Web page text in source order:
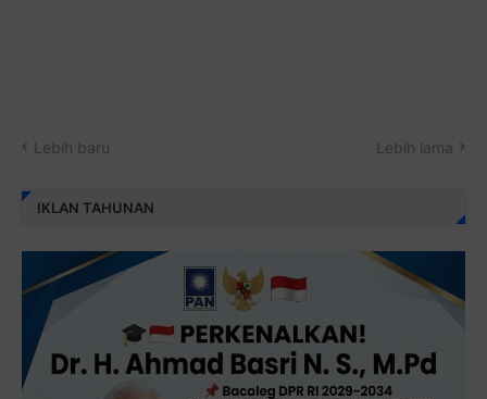
Lebih baru Lebih lama
IKLAN TAHUNAN